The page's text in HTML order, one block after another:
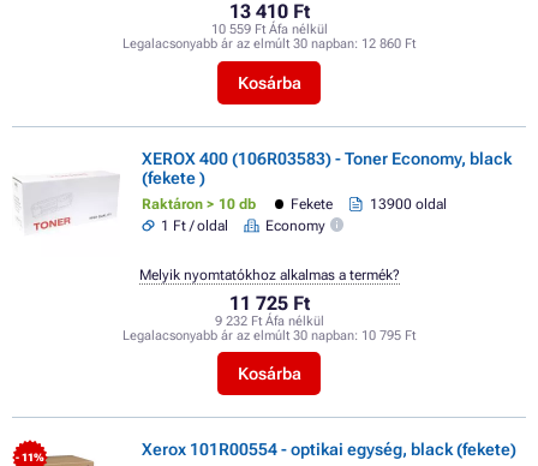
13 410 Ft
10 559 Ft Áfa nélkül
Legalacsonyabb ár az elmúlt 30 napban: 12 860 Ft
Kosárba
XEROX 400 (106R03583) - Toner Economy, black
(fekete )
Raktáron > 10 db Fekete
13900 oldal
1 Ft / oldal
Economy
11 725 Ft
9 232 Ft Áfa nélkül
Legalacsonyabb ár az elmúlt 30 napban: 10 795 Ft
Kosárba
Melyik nyomtatókhoz alkalmas a termék?
- 11% Xerox 101R00554 - optikai egység, black (fekete)